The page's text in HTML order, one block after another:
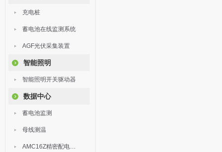
充电桩
蓄电池在线监测系统
AGF光伏采集装置
智能照明
智能照明开关驱动器
数据中心
蓄电池监测
母线测温
AMC16Z精密配电监控装置